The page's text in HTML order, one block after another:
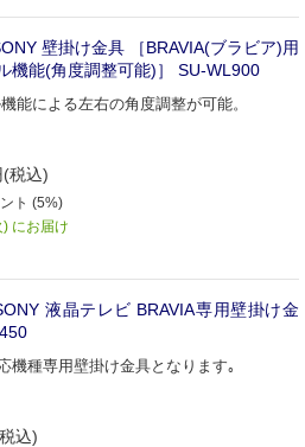
壁掛け金具 ［BRAVIA(ブラビア)用
機能(角度調整可能)］ SU-WL900
能による左右の角度調整が可能。
(税込)
ト (5%)
にお届け
液晶テレビ BRAVIA専用壁掛け金
機種専用壁掛け金具となります｡
込)